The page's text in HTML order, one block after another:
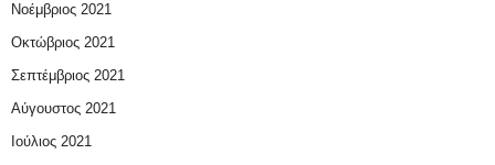
Νοέμβριος 2021
Οκτώβριος 2021
Σεπτέμβριος 2021
Αύγουστος 2021
Ιούλιος 2021